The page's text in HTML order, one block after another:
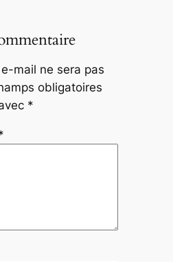
mail ne sera pas
obligatoires
*